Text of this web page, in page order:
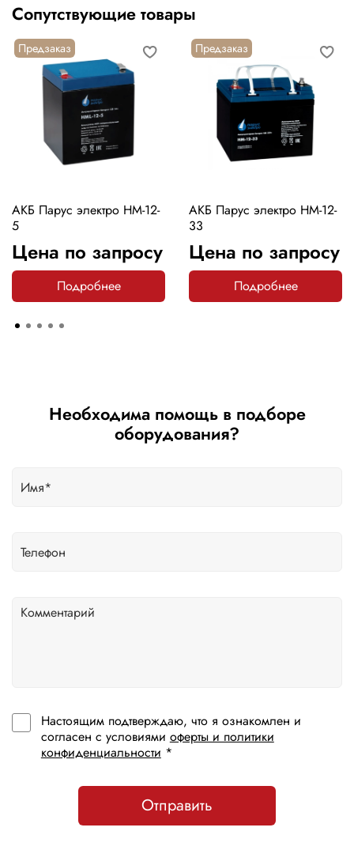
Сопутствующие товары
Предзаказ
АКБ Парус электро HM-12-
5
Цена по запросу
Подробнее
Предзаказ
АКБ Парус электро HM-12-
33
Цена по запросу
Подробнее
Необходима помощь в подборе
оборудования?
Настоящим подтверждаю, что я ознакомлен и
согласен с условиями оферты и политики
конфиденциальности *
Отправить